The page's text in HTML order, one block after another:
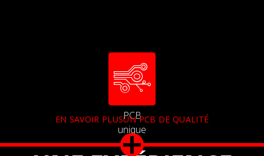
PCB
unique
EN SAVOIR PLUSUN PCB DE QUALITÉ